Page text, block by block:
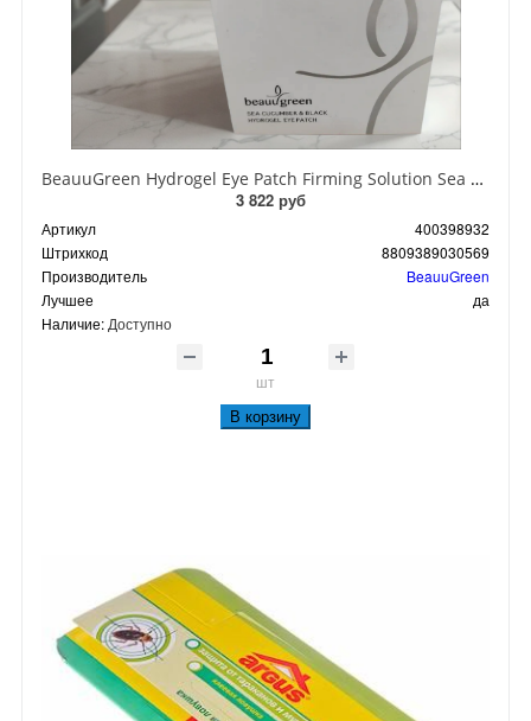
BeauuGreen Hydrogel Eye Patch Firming Solution Sea Cocumber & Black Гидрогелевые патчи для кожи вокруг глаз с экстрактом черного морского огурца 60 шт 90 гр
3 822 руб
Артикул
400398932
Штрихкод
8809389030569
Производитель
BeauuGreen
Лучшее
да
Наличие: Доступно
шт
В корзину